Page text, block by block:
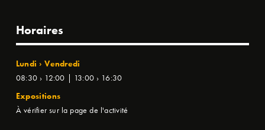
Horaires
Lundi › Vendredi
08:30 › 12:00 | 13:00 › 16:30
Expositions
À vérifier sur la page de l'activité